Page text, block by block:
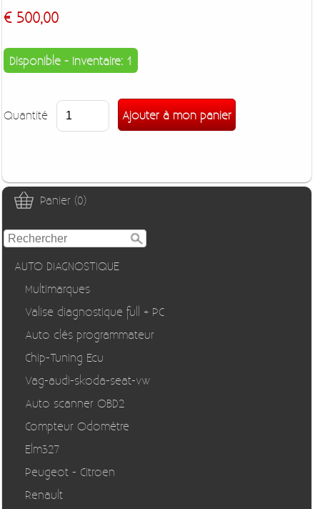
Panier (0)
AUTO DIAGNOSTIQUE
Multimarques
Valise diagnostique full + PC
Auto clés programmateur
Chip-Tuning Ecu
Vag-audi-skoda-seat-vw
Auto scanner OBD2
Compteur Odomètre
Elm327
Peugeot - Citroen
Renault
€ 500,00
Disponible - Inventaire: 1
Quantité